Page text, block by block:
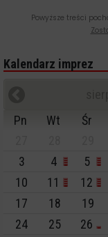
Powyższe treści
Kalendarz imprez
Pn
Wt Śr
3
4 5
10
11 12
17
18 19
24
25 26